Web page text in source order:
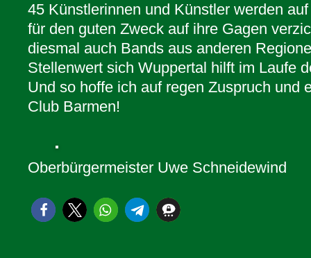
45 Künstlerinnen und Künstler werden
für den guten Zweck auf ihre Gagen
diesmal auch Bands aus anderen
Stellenwert sich Wuppertal hilft im Laufe
Und so hoffe ich auf regen Zuspruch und
Club Barmen!
Oberbürgermeister Uwe Schneidewind